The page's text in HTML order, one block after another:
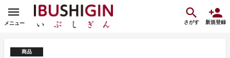
メニュー さがす 新規登録
商品